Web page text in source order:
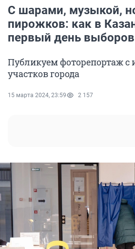
С шарами, музыкой,
пирожков: как в
первый день выборов
Публикуем фоторепортаж с
участков города
15 марта 2024, 23:59 2 157